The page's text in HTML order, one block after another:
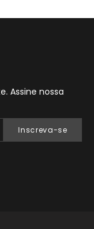
Assine nossa
Inscreva-se